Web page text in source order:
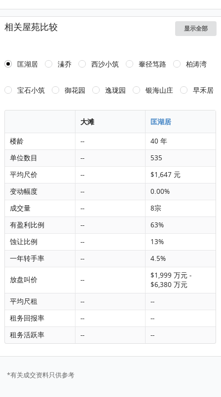
相关屋苑比较 显示全部
匡湖居 溱乔 西沙小筑 輋径笃路 柏涛湾
宝石小筑 御花园 逸珑园 银海山庄 早禾居
大滩 匡湖居
楼龄 --
40 年
单位数目
--
535
平均尺价
--
$1,647 元
变动幅度
--
0.00%
成交量
--
8宗
有盈利比例
--
63%
蚀让比例
--
13%
一年转手率
-- 4.5%
放盘叫价 --
$1,999 万元 -
$6,380 万元
平均尺租
--
--
租务回报率
--
--
租务活跃率
-- --
*有关成交资料只供参考